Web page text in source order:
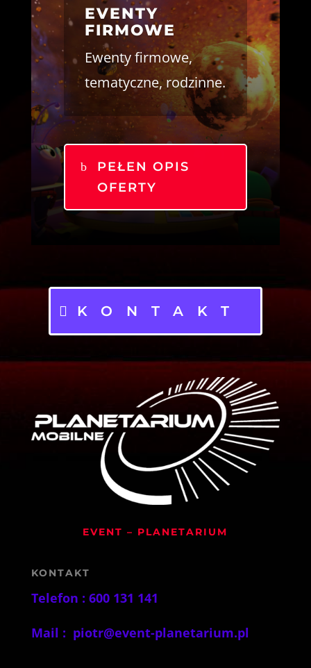
EVENTY
FIRMOWE
Ewenty firmowe,
tematyczne, rodzinne.
PEŁEN OPIS
OFERTY
KONTAKT
EVENT – PLANETARIUM
KONTAKT
Telefon : 600 131 141
Mail : piotr@event-planetarium.pl